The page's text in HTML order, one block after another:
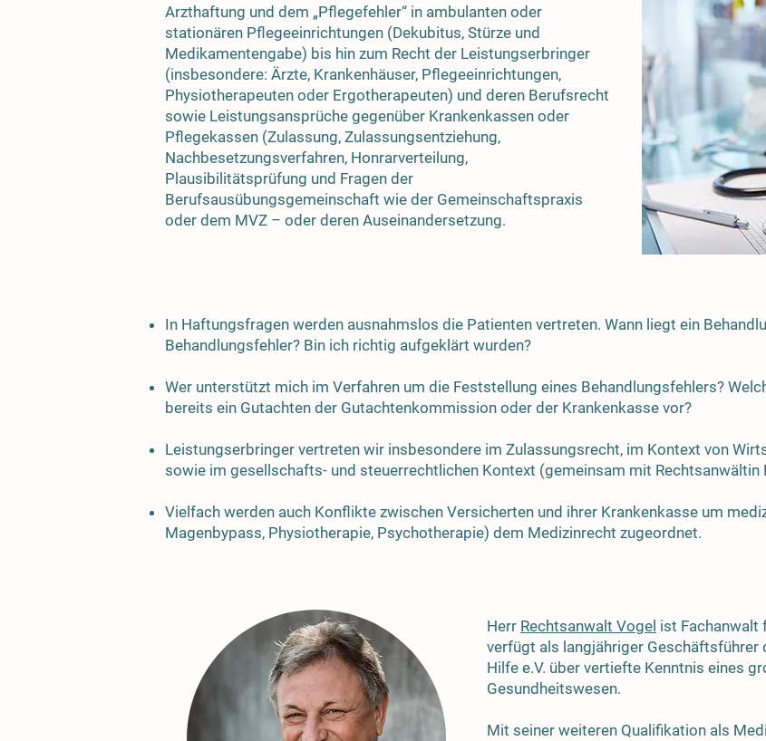
Arzthaftung und dem „Pflegefehler“ in ambulanten oder
stationären Pflegeeinrichtungen (Dekubitus, Stürze und
Medikamentengabe) bis hin zum Recht der Leistungserbringer
(insbesondere: Ärzte, Krankenhäuser, Pflegeeinrichtungen,
Physiotherapeuten oder Ergotherapeuten) und deren Berufsrecht
sowie Leistungsansprüche gegenüber Krankenkassen oder
Pflegekassen (Zulassung, Zulassungsentziehung,
Nachbesetzungsverfahren, Honrarverteilung,
Plausibilitätsprüfung und Fragen der
Berufsausübungsgemeinschaft wie der Gemeinschaftspraxis
oder dem MVZ – oder deren Auseinandersetzung.
In Haftungsfragen werden ausnahmslos die Patienten vertreten. Wann liegt ein
Behandlungsfehler? Bin ich richtig aufgeklärt wurden?
Wer unterstützt mich im Verfahren um die Feststellung eines Behandlungsfehlers?
bereits ein Gutachten der Gutachtenkommission oder der Krankenkasse vor?
Leistungserbringer vertreten wir insbesondere im Zulassungsrecht, im Kontext von
sowie im gesellschafts- und steuerrechtlichen Kontext (gemeinsam mit Rechtsanwältin
Vielfach werden auch Konflikte zwischen Versicherten und ihrer Krankenkasse um
Magenbypass, Physiotherapie, Psychotherapie) dem Medizinrecht zugeordnet.
Herr Rechtsanwalt Vogel ist Fachanwalt
verfügt als langjähriger Geschäftsführer
Hilfe e.V. über vertiefte Kenntnis eines
Gesundheitswesen.
Mit seiner weiteren Qualifikation als